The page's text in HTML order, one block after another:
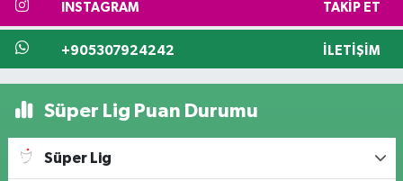
INSTAGRAM TAKIP ET
+905307924242 İLETIŞIM
Süper Lig Puan Durumu
Süper Lig